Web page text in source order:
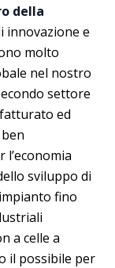
della
innovazione e
molto
nel nostro
settore
ed
sviluppo di
fino
a celle a
il possibile per